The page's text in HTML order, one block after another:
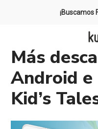
¡Buscamos
Más
Android e
Kid’s